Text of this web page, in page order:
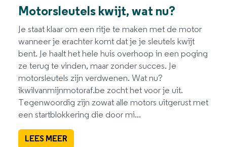
Motorsleutels kwijt, wat nu?
Je staat klaar om een ritje te maken met de motor
wanneer je erachter komt dat je je sleutels kwijt
bent. Je haalt het hele huis overhoop in een poging
ze terug te vinden, maar zonder succes. Je
motorsleutels zijn verdwenen. Wat nu?
ikwilvanmijnmotoraf.be zocht het voor je uit.
Tegenwoordig zijn zowat alle motors uitgerust met
een startblokkering die door mi...
LEES MEER